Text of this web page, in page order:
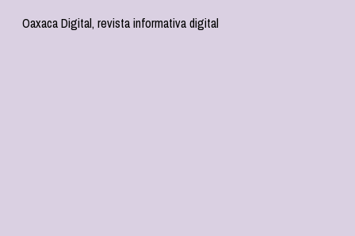
Oaxaca Digital, revista informativa digital